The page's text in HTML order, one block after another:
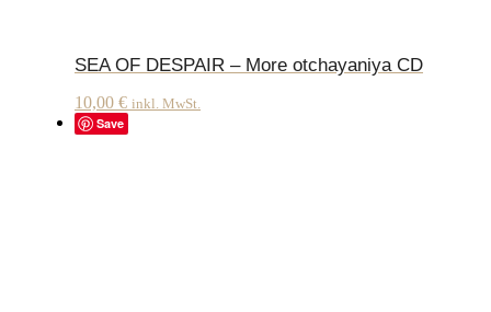
SEA OF DESPAIR – More otchayaniya CD
10,00 € inkl. MwSt.
Save